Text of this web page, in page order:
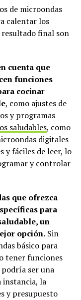
de microondas
calentar los
final son
cuenta que
funciones
cocinar
, como ajustes de
y programas
saludables, como
digitales
y fáciles de leer, lo
y controlar
que ofrezca
para
un
opción. Sin
básico para
tener funciones
ser una
instancia, la
y presupuesto